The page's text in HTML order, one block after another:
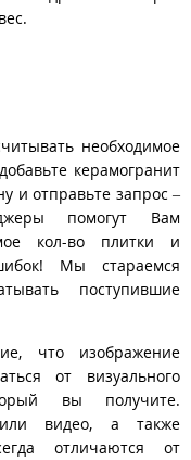
необходимое
керамогранит
и отправьте запрос –
помогут Вам
кол-во плитки и
Мы стараемся
поступившие
что изображение
от визуального
вы получите.
видео, а также
отличаются от